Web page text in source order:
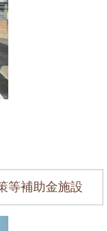
等補助金施設